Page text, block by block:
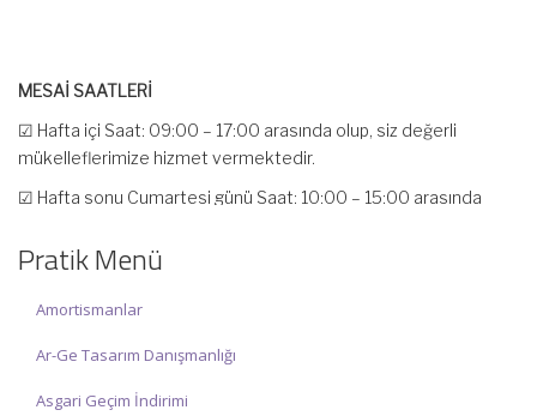
mükelleflerimize hizmet vermektedir.
olup, siz değerli mükelleflerimize hizmet vermektedir.
İlgi ve anlayışınız için İNCİ MUHASEBE MÜŞAVİRLİK Ailesi olarak
teşekkür ederiz.
Pratik Menü
Amortismanlar
Ar-Ge Tasarım Danışmanlığı
Asgari Geçim İndirimi